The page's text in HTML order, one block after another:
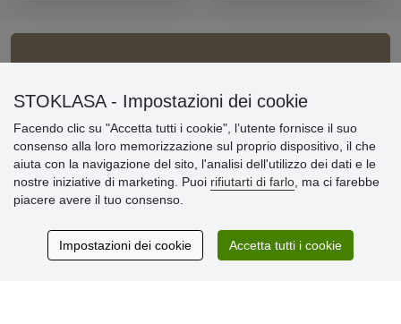
» Impostazioni dei cookie
» Termini & Condizioni
» Informativa sulla Privacy
» Consegna e pagamento
» Garanzia e resi
» Programma fedeltà
Recensioni
STOKLASA - Impostazioni dei cookie
Facendo clic su "Accetta tutti i cookie", l’utente fornisce il suo
consenso alla loro memorizzazione sul proprio dispositivo, il che
aiuta con la navigazione del sito, l'analisi dell'utilizzo dei dati e le
nostre iniziative di marketing. Puoi rifiutarti di farlo , ma ci farebbe
piacere avere il tuo consenso.
Impostazioni dei cookie Accetta tutti i cookie